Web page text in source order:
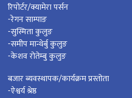
रिपोर्टर/क्यामेरा पर्सन
-रेगन साम्पाङ
-सुस्मिता कुलुङ
-समीप मान्थेर्बु कुलुङ
-केशव रोतेम्बु कुलुङ
बजार ब्यवस्थापक/कार्यक्रम प्रस्तोता
-ऐश्वर्य श्रेष्ठ